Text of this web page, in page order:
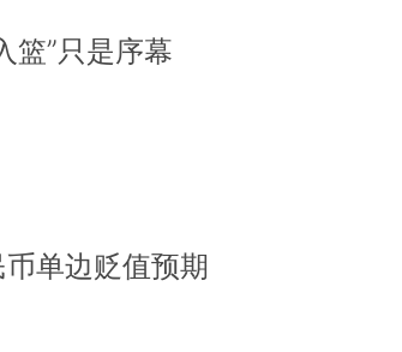
篮”只是序幕
币单边贬值预期